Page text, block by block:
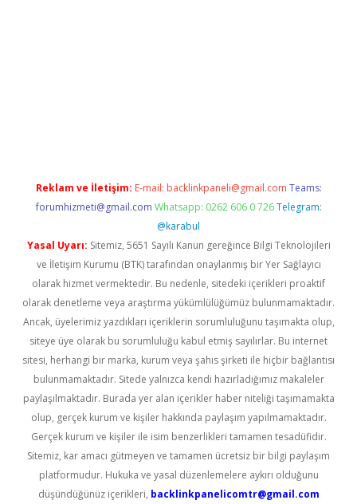
Reklam ve İletişim: E-mail: backlinkpaneli@gmail.com Teams:
forumhizmeti@gmail.com Whatsapp: 0262 606 0 726 Telegram:
@karabul
Yasal Uyarı: Sitemiz, 5651 Sayılı Kanun gereğince Bilgi Teknolojileri
ve İletişim Kurumu (BTK) tarafından onaylanmış bir Yer Sağlayıcı
olarak hizmet vermektedir. Bu nedenle, sitedeki içerikleri proaktif
olarak denetleme veya araştırma yükümlülüğümüz bulunmamaktadır.
Ancak, üyelerimiz yazdıkları içeriklerin sorumluluğunu taşımakta olup,
siteye üye olarak bu sorumluluğu kabul etmiş sayılırlar. Bu internet
sitesi, herhangi bir marka, kurum veya şahıs şirketi ile hiçbir bağlantısı
bulunmamaktadır. Sitede yalnızca kendi hazırladığımız makaleler
paylaşılmaktadır. Burada yer alan içerikler haber niteliği taşımamakta
olup, gerçek kurum ve kişiler hakkında paylaşım yapılmamaktadır.
Gerçek kurum ve kişiler ile isim benzerlikleri tamamen tesadüfidir.
Sitemiz, kar amacı gütmeyen ve tamamen ücretsiz bir bilgi paylaşım
platformudur. Hukuka ve yasal düzenlemelere aykırı olduğunu
düşündüğünüz içerikleri, backlinkpanelicomtr@gmail.com